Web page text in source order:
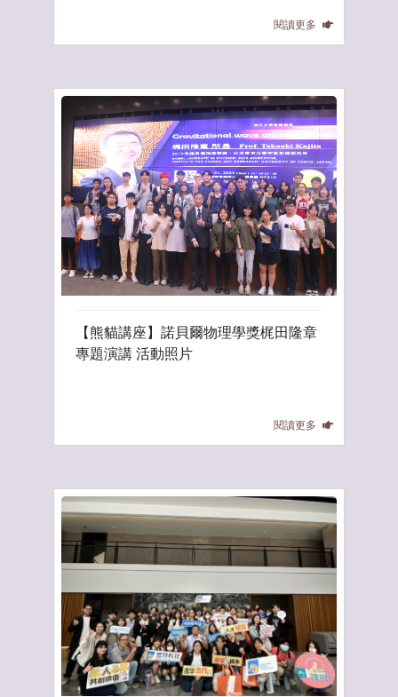
閱讀更多
【熊貓講座】諾貝爾物理學獎梶田隆章
專題演講 活動照片
閱讀更多